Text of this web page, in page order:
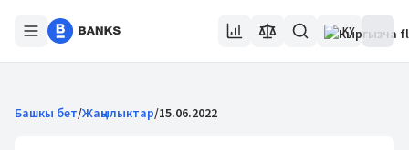
KY
Башкы бет/Жаңылыктар/15.06.2022